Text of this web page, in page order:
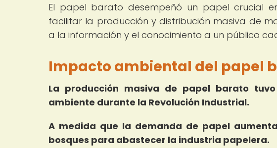
El papel barato desempeñó un papel crucial
facilitar la producción y distribución masiva de
a la información y el conocimiento a un público
Impacto ambiental del papel
La producción masiva de papel barato
ambiente durante la Revolución Industrial.
A medida que la demanda de papel
bosques para abastecer la industria papelera.